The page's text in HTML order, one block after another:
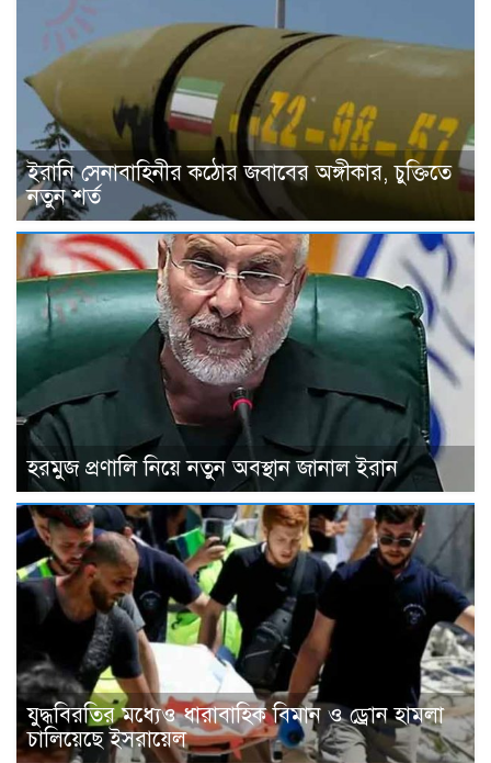
ইরানি সেনাবাহিনীর কঠোর জবাবের অঙ্গীকার, চুক্তিতে
নতুন শর্ত
হরমুজ প্রণালি নিয়ে নতুন অবস্থান জানাল ইরান
যুদ্ধবিরতির মধ্যেও ধারাবাহিক বিমান ও ড্রোন হামলা
চালিয়েছে ইসরায়েল